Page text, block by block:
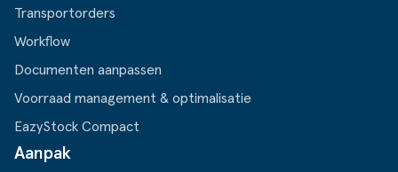
Transportorders
Workflow
Documenten aanpassen
Voorraad management & optimalisatie
EazyStock Compact
Aanpak